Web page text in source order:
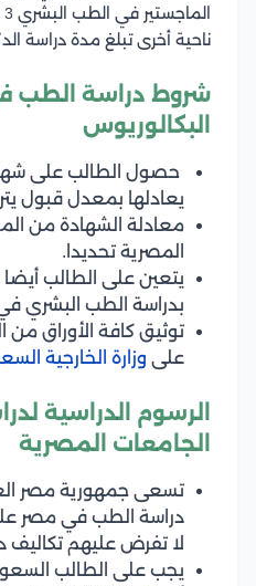
ناحية أخرى تبلغ مدة دراسة الدكتوراه 4 سنوات
شروط دراسة الطب
البكالوريوس
حصول الطالب على
يعادلها بمعدل قبول يتراوح بين
معادلة الشهادة من
المصرية تحديدا.
يتعين على الطالب
بدراسة الطب البشري
توثيق كافة الأوراق من
على وزارة الخارجية
الرسوم الدراسية
الجامعات المصرية
تسعى جمهورية مصر
دراسة الطب في مصر
لا تفرض عليهم تكاليف